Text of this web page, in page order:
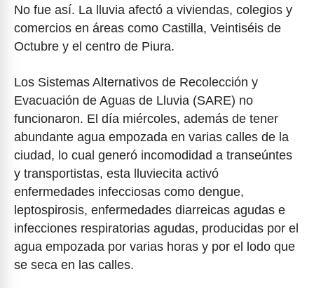
No fue así. La lluvia afectó a viviendas, colegios y
comercios en áreas como Castilla, Veintiséis de
Octubre y el centro de Piura.
Los Sistemas Alternativos de Recolección y
Evacuación de Aguas de Lluvia (SARE) no
funcionaron. El día miércoles, además de tener
abundante agua empozada en varias calles de la
ciudad, lo cual generó incomodidad a transeúntes
y transportistas, esta lluviecita activó
enfermedades infecciosas como dengue,
leptospirosis, enfermedades diarreicas agudas e
infecciones respiratorias agudas, producidas por el
agua empozada por varias horas y por el lodo que
se seca en las calles.